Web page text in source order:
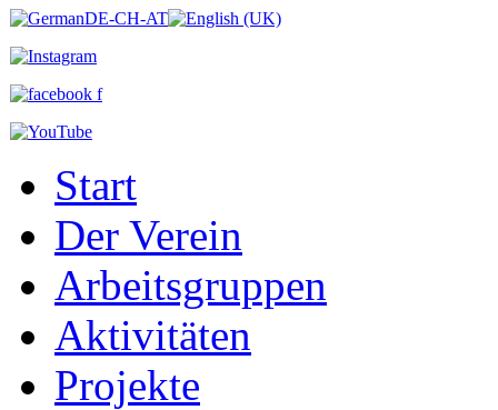
Start
Der Verein
Arbeitsgruppen
Aktivitäten
Projekte